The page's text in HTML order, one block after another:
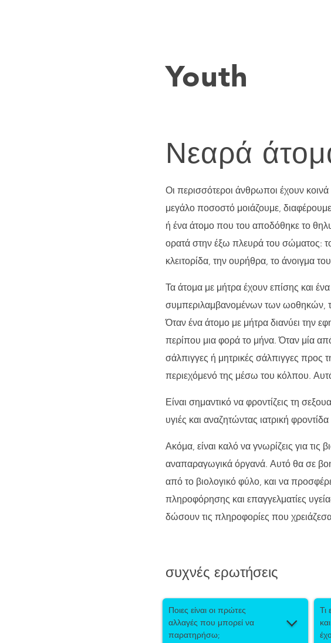
Youth
Νεαρά
Οι περισσότεροι άνθρωποι έχουν
μεγάλο ποσοστό μοιάζουμε,
ή ένα άτομο που του αποδόθηκε το
ορατά στην έξω πλευρά του σώματος: το
κλειτορίδα, την ουρήθρα, το άνοιγμα
Τα άτομα με μήτρα έχουν επίσης και
συμπεριλαμβανομένων των ωοθηκών,
Όταν ένα άτομο με μήτρα διανύει την
περίπου μια φορά το μήνα. Όταν μία
σάλπιγγες ή μητρικές σάλπιγγες προς
περιεχόμενό της μέσω του κόλπου.
Είναι σημαντικό να φροντίζεις τη
υγιές και αναζητώντας ιατρική
Ακόμα, είναι καλό να γνωρίζεις για τις
αναπαραγωγικά όργανά. Αυτό θα σε
από το βιολογικό φύλο, και να
πληροφόρησης και επαγγελματίες
δώσουν τις πληροφορίες που
συχνές ερωτήσεις
Ποιες είναι οι πρώτες
αλλαγές που μπορεί να
παρατηρήσω;
Τι